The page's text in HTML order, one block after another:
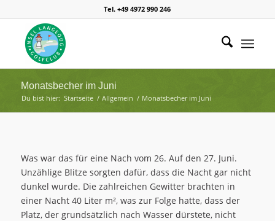
Tel. +49 4972 990 246
Monatsbecher im Juni
Du bist hier: Startseite / Allgemein / Monatsbecher im Juni
Was war das für eine Nach vom 26. Auf den 27. Juni.
Unzählige Blitze sorgten dafür, dass die Nacht gar nicht
dunkel wurde. Die zahlreichen Gewitter brachten in
einer Nacht 40 Liter m², was zur Folge hatte, dass der
Platz, der grundsätzlich nach Wasser dürstete, nicht